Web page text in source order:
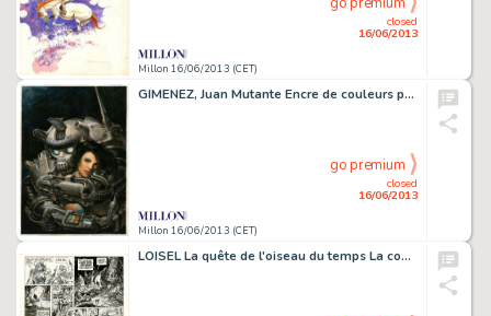
Millon 16/06/2013 (CET)
closed
16/06/2013
GIMENEZ, Juan Mutante Encre de couleurs pour une variante de la couve
Millon 16/06/2013 (CET)
closed
16/06/2013
go premium
LOISEL La quête de l'oiseau du temps La conque de Ramor Encre de Chine